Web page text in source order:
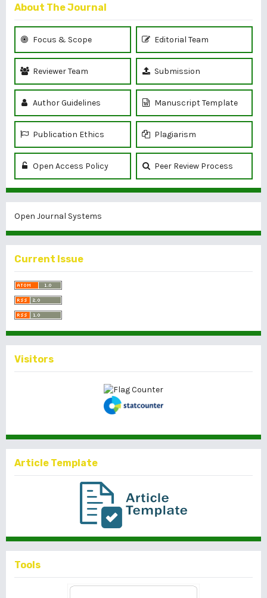
About The Journal
Focus & Scope Editorial Team
Reviewer Team Submission
Author Guidelines Manuscript Template
Publication Ethics Plagiarism
Open Access Policy Peer Review Process
Open Journal Systems
Current Issue
Visitors
Article Template
Tools